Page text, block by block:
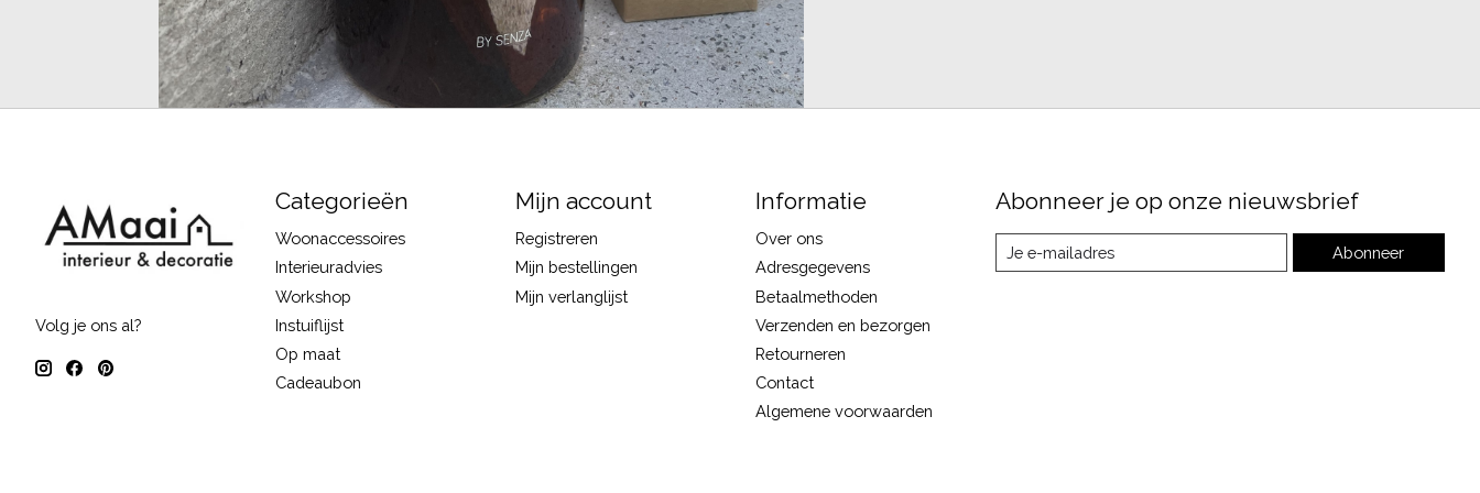
Volg je ons al?
Categorieën
Woonaccessoires
Interieuradvies
Workshop
Instuiflijst
Op maat
Cadeaubon
Mijn account
Registreren
Mijn bestellingen
Mijn verlanglijst
Informatie
Over ons
Adresgegevens
Betaalmethoden
Verzenden en bezorgen
Retourneren
Contact
Algemene voorwaarden
Abonneer je op onze nieuwsbrief
Abonneer